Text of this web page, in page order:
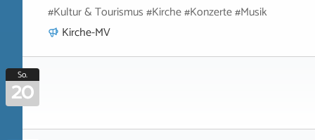
#Kultur & Tourismus #Kirche #Konzerte #Musik
Kirche-MV
So.
20